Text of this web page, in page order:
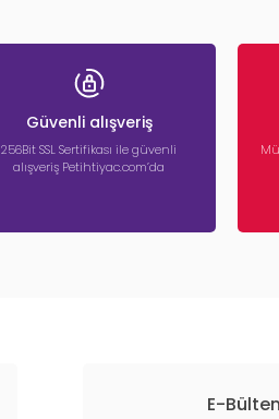
Güvenli alışveriş
256Bit SSL Sertifikası ile güvenli
alışveriş Petihtiyac.com’da
E-